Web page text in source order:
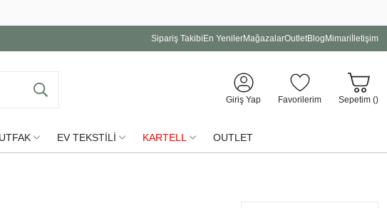
Sipariş Takibi En YenilerMağazalarOutletBlog Mimari İletişim
Giriş Yap Favorilerim Sepetim ()
EV TEKSTİLİ KARTELL OUTLET